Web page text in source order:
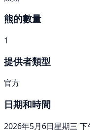
熊的數量
1
提供者類型
官方
日期和時間
2026年5月6日星期三 下